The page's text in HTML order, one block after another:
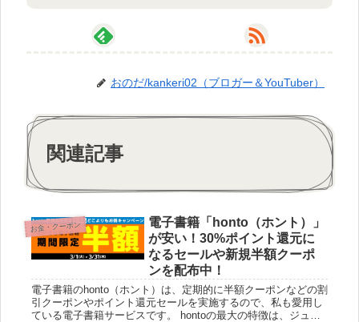
おのだ/kankeri02（ブロガー＆YouTuber）
関連記事
お金・クーポン
電子書籍「honto（ホント）」
が安い！30%ポイント還元に
なるセールや新規半額クーポ
ンを配布中！
電子書籍のhonto（ホント）は、定期的に半額クーポンなどの割
引クーポンやポイント還元セールを実施するので、私も愛用し
ている電子書籍サービスです。 hontoの最大の特徴は、ジュン